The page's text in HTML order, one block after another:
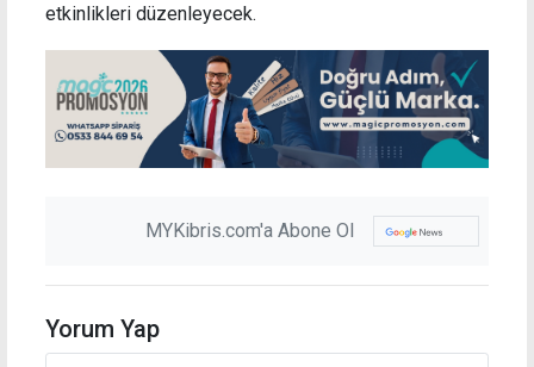
etkinlikleri düzenleyecek.
MYKibris.com'a Abone Ol
Yorum Yap